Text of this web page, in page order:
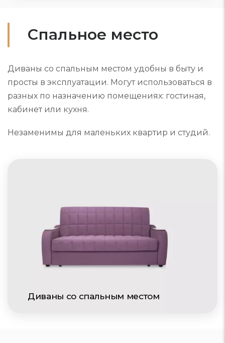
Диваны со спальным местом
Спальное место
Диваны со спальным местом удобны в быту и
просты в эксплуатации. Могут использоваться в
разных по назначению помещениях: гостиная,
кабинет или кухня.
Незаменимы для маленьких квартир и студий.